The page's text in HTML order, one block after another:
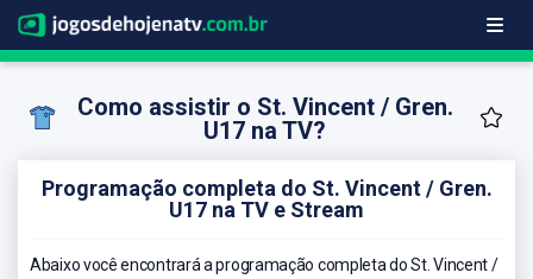
Como assistir o St. Vincent / Gren.
U17 na TV?
Programação completa do St. Vincent / Gren.
U17 na TV e Stream
Abaixo você encontrará a programação completa do St. Vincent /